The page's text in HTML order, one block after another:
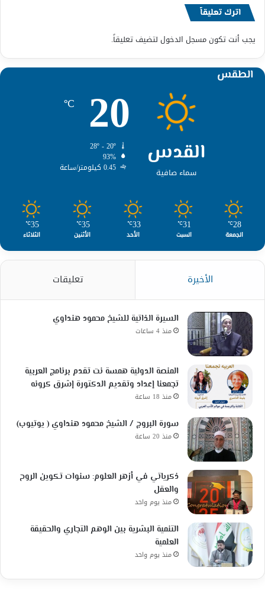
اترك تعليقاً
يجب أنت تكونمسجل الدخول لتضيف تعليقاً.
الطقس
القدس
سماء صافية
20
℃
93%
0.45 كيلومتر/ساعة
28
℃
الجمعة
31
℃
السبت
33
℃
الأحد
35
℃
الأثنين
35
℃
الثلاثاء
الأخيرة تعليقات
السيرة الذاتية للشيخ محمود هنداوي
منذ 4 ساعات
المنصة الدولية همسة نت تقدم برنامج العربية
تجمعنا إعداد وتقديم الدكتورة إشرق كرونه
منذ 18 ساعة
سورة البروج / الشيخ محمود هنداوي ( يوتيوب)
منذ 20 ساعة
ذكرياتي في أزهر العلوم: سنوات تكوين الروح
والعقل
منذ يوم واحد
التنمية البشرية بين الوهم التجاري والحقيقة
العلمية
منذ يوم واحد